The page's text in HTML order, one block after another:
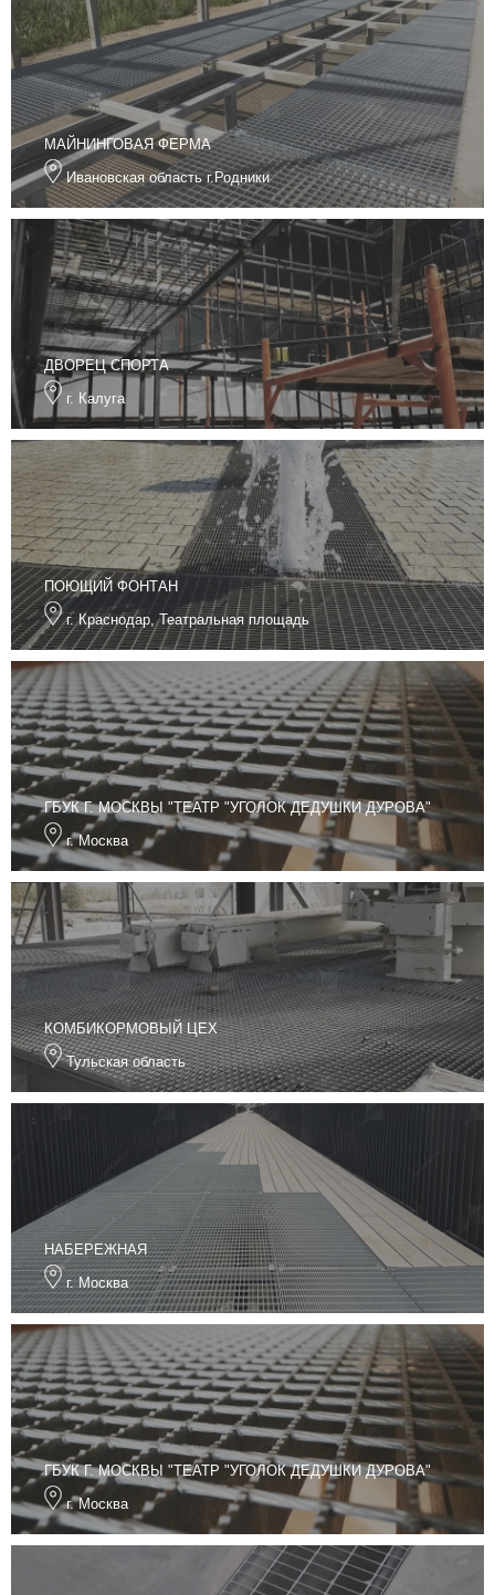
МАЙНИНГОВАЯ ФЕРМА
Ивановская область г.Родники
ДВОРЕЦ СПОРТА
г. Калуга
ПОЮЩИЙ ФОНТАН
г. Краснодар, Театральная площадь
ГБУК Г. МОСКВЫ "ТЕАТР "УГОЛОК ДЕДУШКИ ДУРОВА"
г. Москва
КОМБИКОРМОВЫЙ ЦЕХ
Тульская область
НАБЕРЕЖНАЯ
г. Москва
ГБУК Г. МОСКВЫ "ТЕАТР "УГОЛОК ДЕДУШКИ ДУРОВА"
г. Москва